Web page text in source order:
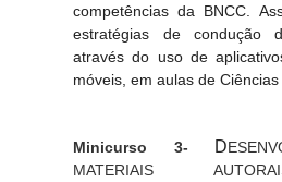
competências da BNCC.
estratégias de condução
através do uso de
móveis, em aulas de Ciências
Minicurso 3- D
MATERIAIS